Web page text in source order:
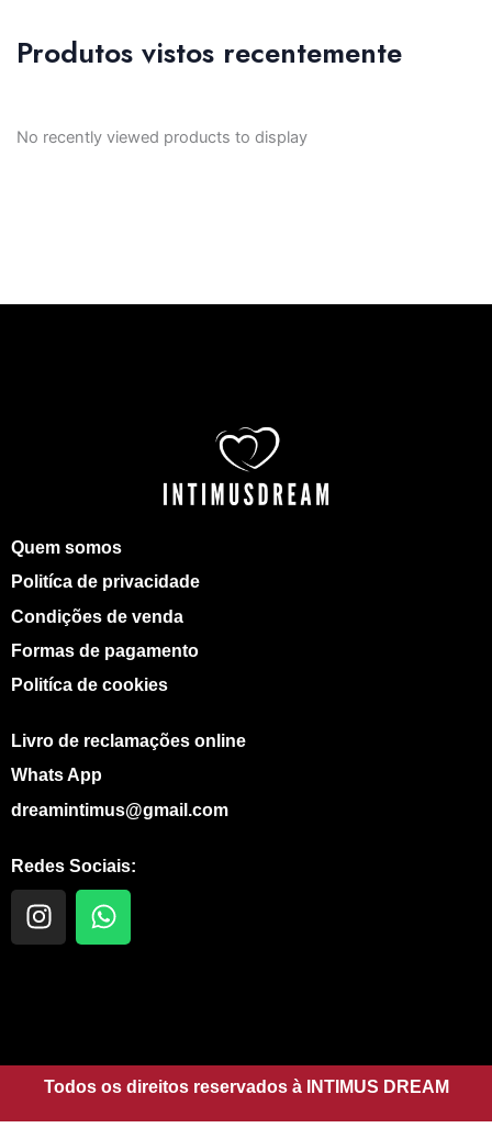
Produtos vistos recentemente
No recently viewed products to display
Quem somos
Politíca de privacidade
Condições de venda
Formas de pagamento
Politíca de cookies
Livro de reclamações online
Whats App
dreamintimus@gmail.com
Redes Sociais:
I
n
r
a
m
W
h
p
p
Todos os direitos reservados à INTIMUS DREAM